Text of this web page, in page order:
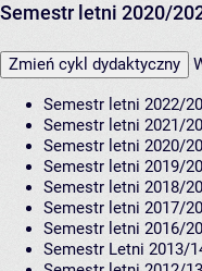
Semestr letni 2020/
Zmień cykl dydaktyczny
Semestr letni 2022/
Semestr letni 2021/
Semestr letni 2020/
Semestr letni 2019/
Semestr letni 2018/
Semestr letni 2017/
Semestr letni 2016/
Semestr Letni 2013/